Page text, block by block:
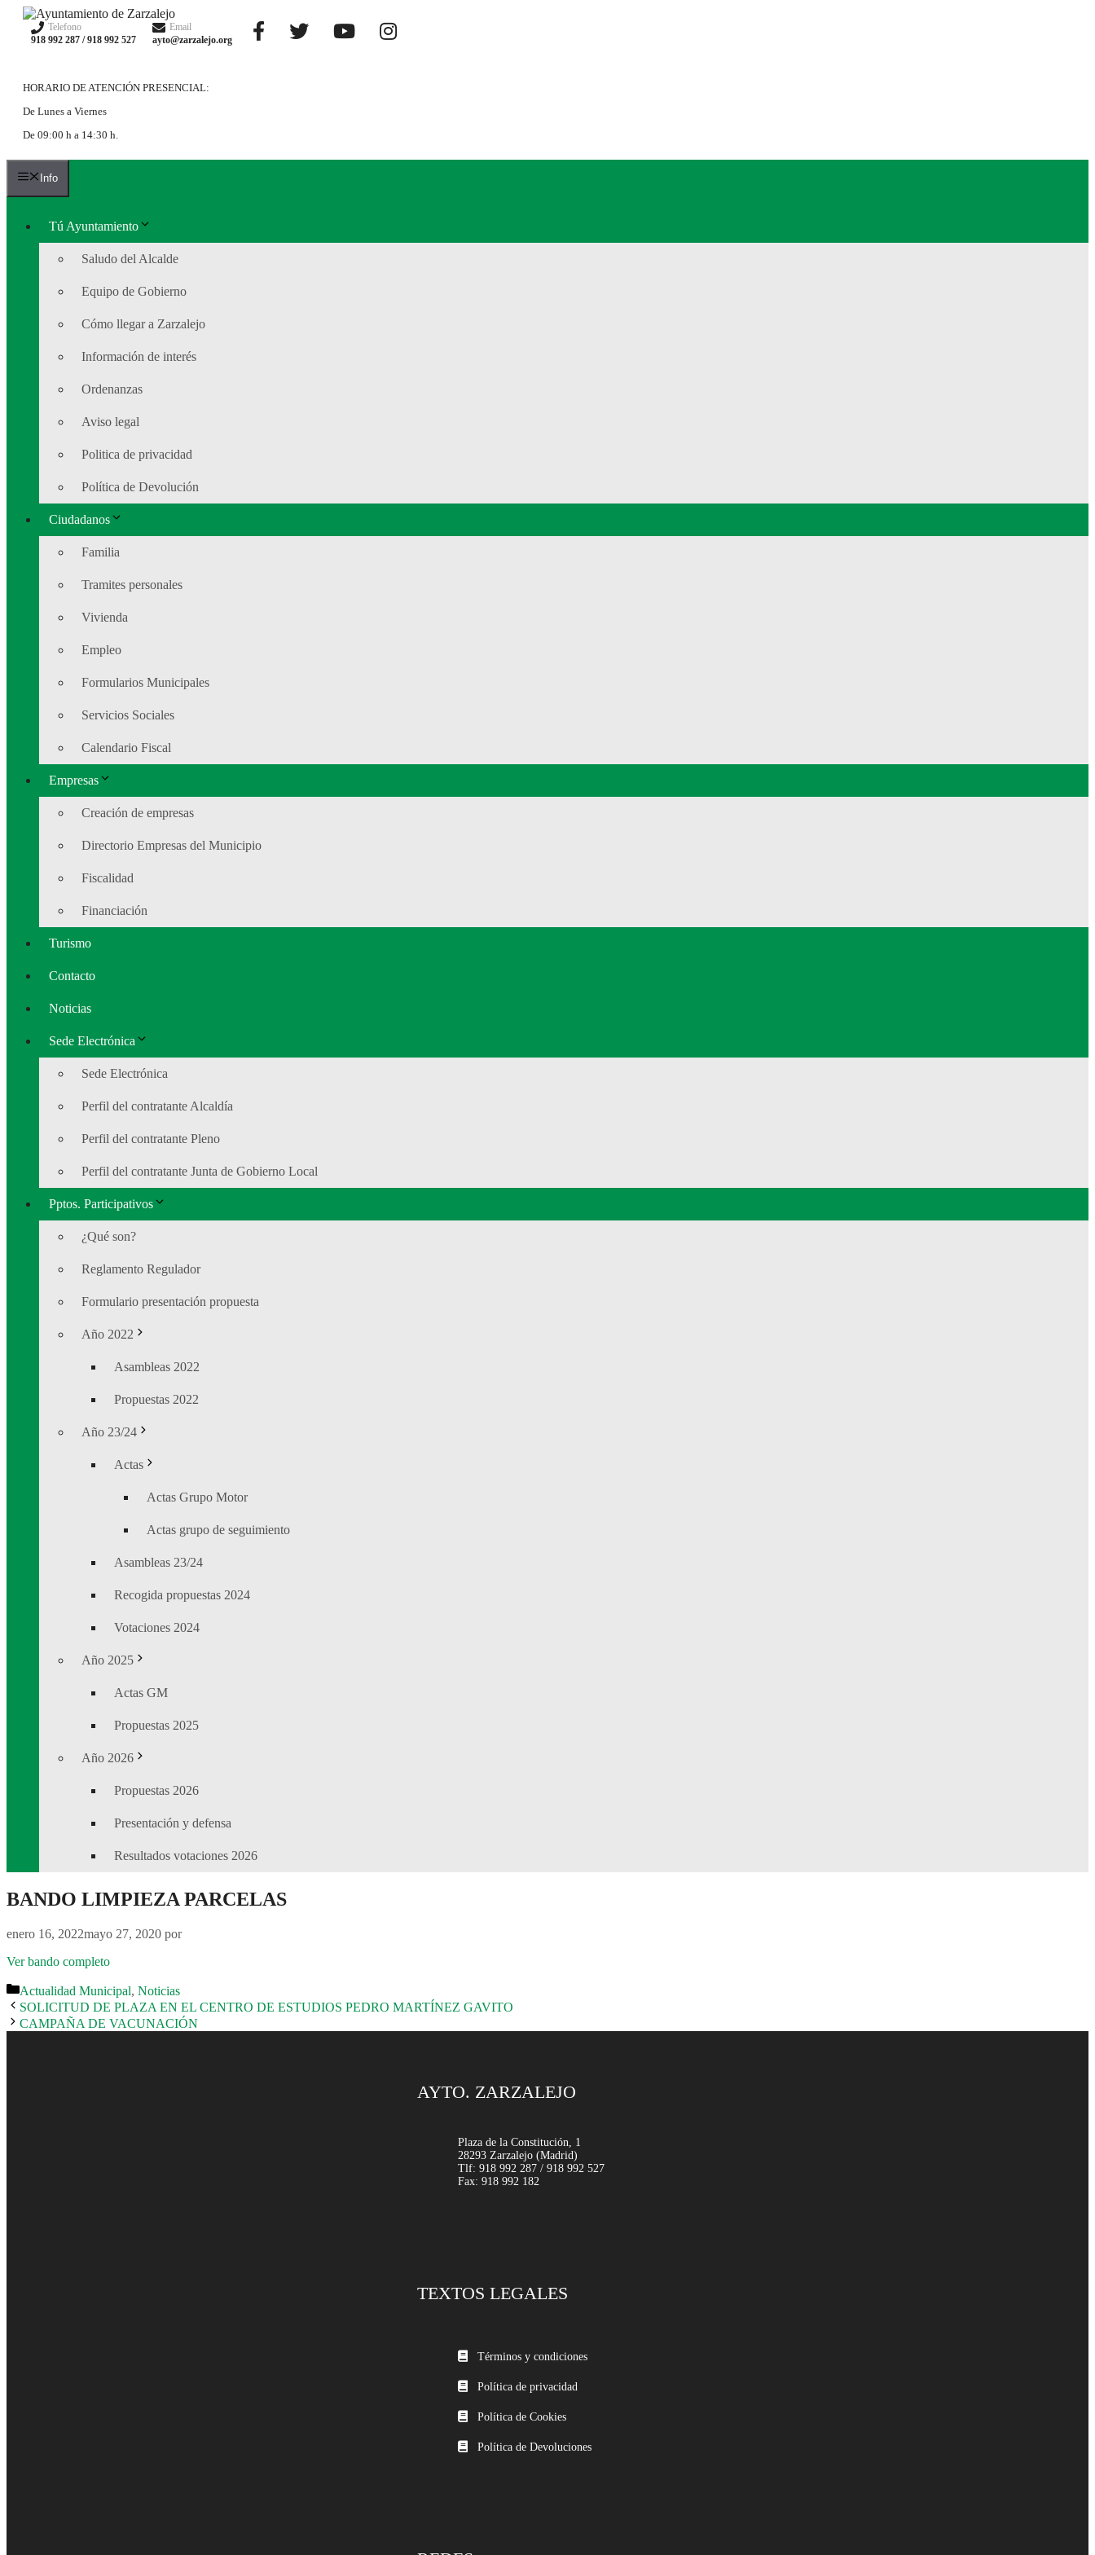
Saltar
contenido
Telefono
918 992 287 / 918 992 527
Email
ayto@zarzalejo.org
HORARIO DE ATENCIÓN PRESENCIAL:
De Lunes a Viernes
De 09:00 h a 14:30 h.
Info
Tú Ayuntamiento
Saludo del Alcalde
Equipo de Gobierno
Cómo llegar a Zarzalejo
Información de interés
Ordenanzas
Aviso legal
Politica de privacidad
Política de Devolución
Ciudadanos
Familia
Tramites personales
Vivienda
Empleo
Formularios Municipales
Servicios Sociales
Calendario Fiscal
Empresas
Creación de empresas
Directorio Empresas del Municipio
Fiscalidad
Financiación
Turismo
Contacto
Noticias
Sede Electrónica
Sede Electrónica
Perfil del contratante Alcaldía
Perfil del contratante Pleno
Perfil del contratante Junta de Gobierno Local
Pptos. Participativos
¿Qué son?
Reglamento Regulador
Formulario presentación propuesta
Año 2022
Asambleas 2022
Propuestas 2022
Año 23/24
Actas
Actas Grupo Motor
Actas grupo de seguimiento
Asambleas 23/24
Recogida propuestas 2024
Votaciones 2024
Año 2025
Actas GM
Propuestas 2025
Año 2026
Propuestas 2026
Presentación y defensa
Resultados votaciones 2026
BANDO LIMPIEZA PARCELAS
enero 16, 2022mayo 27, 2020 por
Ver bando completo
Categorías
Actualidad Municipal, Noticias
SOLICITUD DE PLAZA EN EL CENTRO DE ESTUDIOS PEDRO MARTÍNEZ GAVITO
CAMPAÑA DE VACUNACIÓN
AYTO. ZARZALEJO
Plaza de la Constitución, 1
28293 Zarzalejo (Madrid)
Tlf: 918 992 287 / 918 992 527
Fax: 918 992 182
TEXTOS LEGALES
Términos y condiciones
Política de privacidad
Política de Cookies
Política de Devoluciones